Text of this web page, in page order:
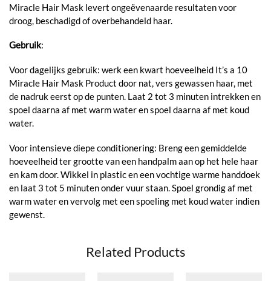
Miracle Hair Mask levert ongeëvenaarde resultaten voor
droog, beschadigd of overbehandeld haar.
Gebruik:
Voor dagelijks gebruik: werk een kwart hoeveelheid It’s a 10
Miracle Hair Mask Product door nat, vers gewassen haar, met
de nadruk eerst op de punten. Laat 2 tot 3 minuten intrekken en
spoel daarna af met warm water en spoel daarna af met koud
water.
Voor intensieve diepe conditionering: Breng een gemiddelde
hoeveelheid ter grootte van een handpalm aan op het hele haar
en kam door. Wikkel in plastic en een vochtige warme handdoek
en laat 3 tot 5 minuten onder vuur staan. Spoel grondig af met
warm water en vervolg met een spoeling met koud water indien
gewenst.
Related Products